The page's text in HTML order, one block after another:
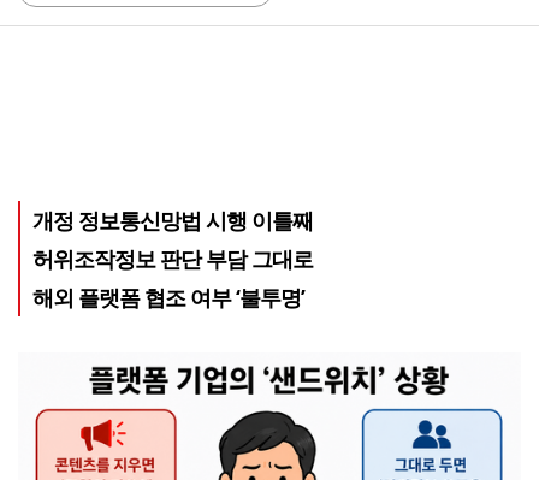
개정 정보통신망법 시행 이틀째
허위조작정보 판단 부담 그대로
해외 플랫폼 협조 여부 ‘불투명’